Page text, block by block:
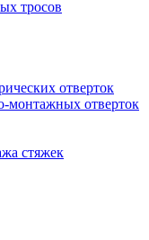
тросов
отверток
монтажных отверток
стяжек